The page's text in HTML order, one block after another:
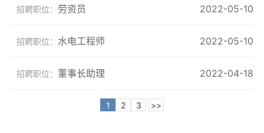
招聘职位： ​劳资员 2022-05-10
招聘职位： 水电工程师 2022-05-10
招聘职位： 董事长助理 2022-04-18
1 2 3 >>